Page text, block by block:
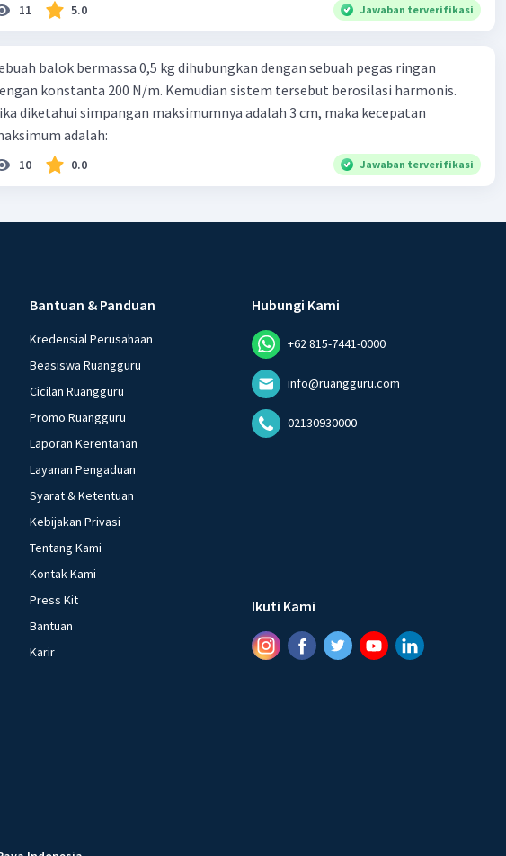
11 5.0 Jawaban terverifikasi
balok bermassa 0,5 kg dihubungkan dengan sebuah pegas ringan
konstanta 200 N/m. Kemudian sistem tersebut berosilasi harmonis.
diketahui simpangan maksimumnya adalah 3 cm, maka kecepatan
adalah:
10 0.0 Jawaban terverifikasi
Bantuan & Panduan
Kredensial Perusahaan
Beasiswa Ruangguru
Cicilan Ruangguru
Promo Ruangguru
Laporan Kerentanan
Layanan Pengaduan
Syarat & Ketentuan
Kebijakan Privasi
Tentang Kami
Kontak Kami
Press Kit
Bantuan
Karir
Hubungi Kami
+62 815-7441-0000
info@ruangguru.com
02130930000
Ikuti Kami